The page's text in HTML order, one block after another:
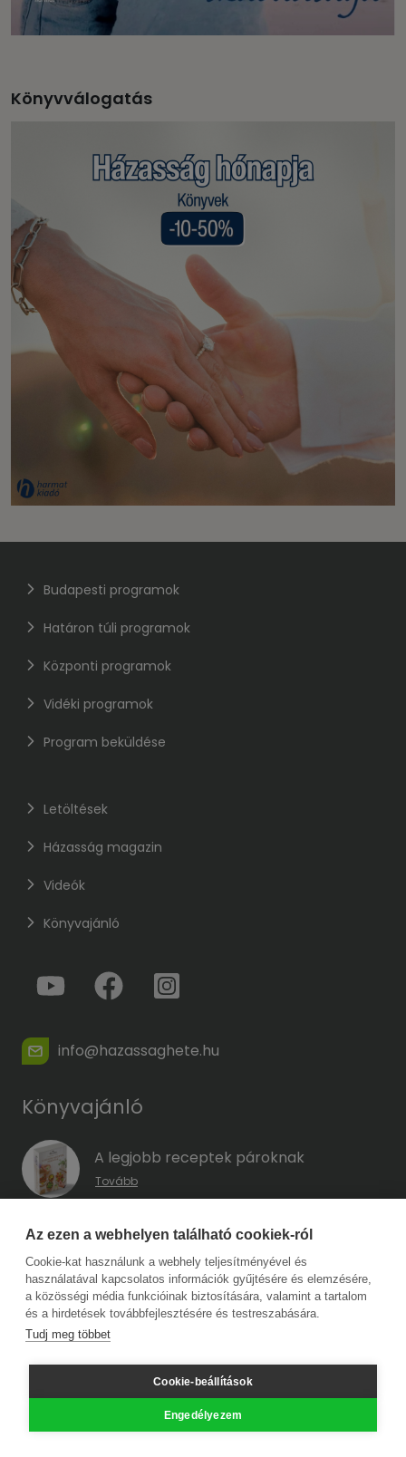
Könyvválogatás
Budapesti programok
Határon túli programok
Központi programok
Vidéki programok
Program beküldése
Letöltések
Házasság magazin
Videók
Könyvajánló
info@hazassaghete.hu
Könyvajánló
A legjobb receptek pároknak
Tovább
A hűség kódja – Hogyan előzd meg a
megcsalást, mielőtt még eszedbe jutott
volna?
Tovább
Copyright © 2026 Harmat Kiadó. Minden jog fenntartva.
Adatkezelési tájékoztató
Impresszum
Az ezen a webhelyen található cookiek-ról
Cookie-kat használunk a webhely teljesítményével és
használatával kapcsolatos információk gyűjtésére és elemzésére,
a közösségi média funkcióinak biztosítására, valamint a tartalom
és a hirdetések továbbfejlesztésére és testreszabására.
Tudj meg többet
Cookie-beállítások
Engedélyezem